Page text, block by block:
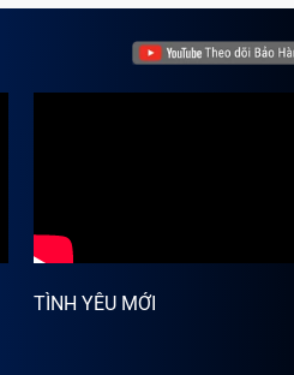
Sửa chữa Tablet Samsung tại
TÌNH YÊU MỚI